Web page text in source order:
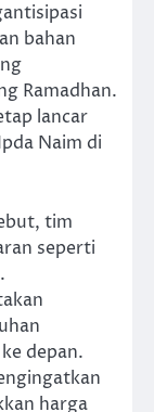
bahan
Ramadhan.
lancar
Naim di
tim
seperti
depan.
harga